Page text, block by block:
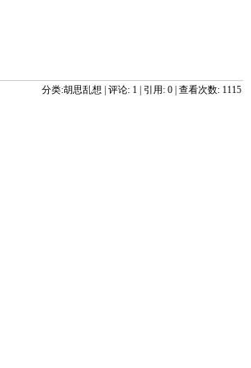
分类:胡思乱想 评论: 1 | 引用: 0 | 查看次数: 1115